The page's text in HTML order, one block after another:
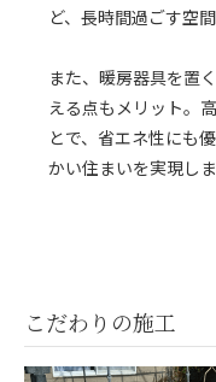
ど、長時間過ごす空
また、暖房器具を置
える点もメリット。
とで、省エネ性にも
かい住まいを実現しま
こだわりの施工